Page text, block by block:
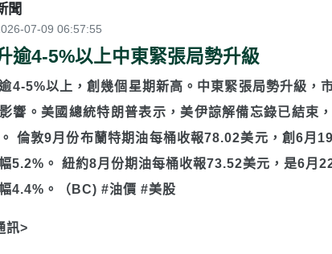
聞
07-09 06:57:55
逾4-5%以上中東緊張局勢升級
4-5%以上，創幾個星期新高。中東緊張局勢升級，
響。美國總統特朗普表示，美伊諒解備忘錄已結束
倫敦9月份布蘭特期油每桶收報78.02美元，創6月
5.2%。 紐約8月份期油每桶收報73.52美元，是6月
4.4%。（BC) #油價 #美股
訊>